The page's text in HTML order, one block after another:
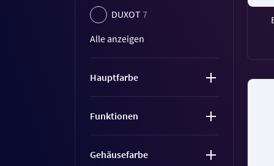
DUXOT7
Alle anzeigen
Hauptfarbe
Funktionen
Gehäusefarbe